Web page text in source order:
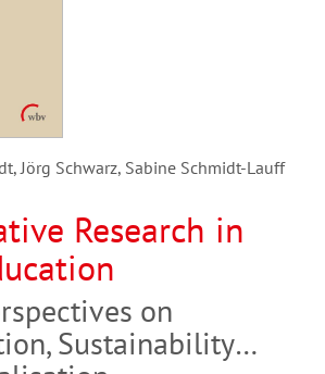
Jörg Schwarz, Sabine Schmidt-Lauff
Research in
on
Sustainability